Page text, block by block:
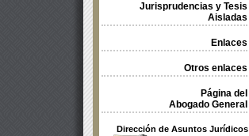
Jurisprudencias y Tesis
Aisladas
Enlaces
Otros enlaces
Página del
Abogado General
Dirección de Asuntos Jurídicos